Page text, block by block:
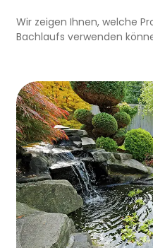
Wir zeigen Ihnen, welche
Bachlaufs verwenden